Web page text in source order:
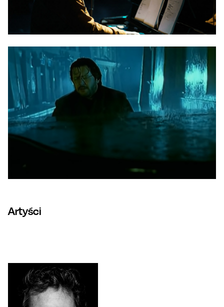
Artyści